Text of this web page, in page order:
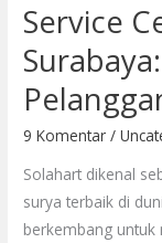
Service
9 Komentar /
Solahart dikenal
surya terbaik di
berkembang untuk
Service
Solahart
Surabaya:
Garansi
Pelanggan